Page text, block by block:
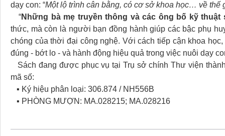
dạy con: “Một lộ trình cân bằng, có cơ sở khoa học… về thế
“Những bà mẹ truyền thông và các ông bố kỹ thuật
thức, mà còn là người bạn đồng hành giúp các bậc phụ
chóng của thời đại công nghệ. Với cách tiếp cận khoa
đúng - bớt lo - và hành động hiệu quả trong việc nuôi dạy
Sách đang được phục vụ tại Trụ sở chính Thư viện
mã số:
▪ Ký hiệu phân loại: 306.874 / NH556B
▪ PHÒNG MƯỢN: MA.028215; MA.028216